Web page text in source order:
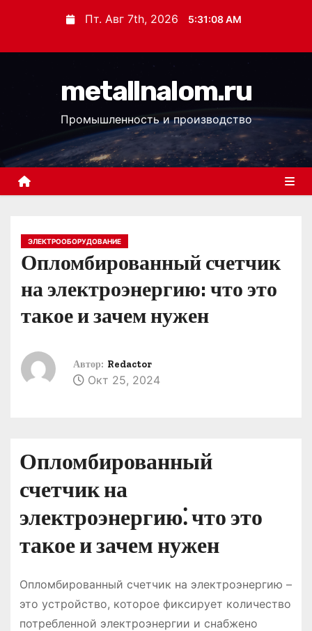
с
Пт. Авг 7th, 2026 5:31:09 AM
metallnalom.ru
Промышленность и производство
ЭЛЕКТРООБОРУДОВАНИЕ
Опломбированный счетчик
на электроэнергию: что это
такое и зачем нужен
Автор: Redactor
Окт 25, 2024
Опломбированный
счетчик на
электроэнергию⁚ что это
такое и зачем нужен
Опломбированный счетчик на электроэнергию –
это устройство, которое фиксирует количество
потребленной электроэнергии и снабжено